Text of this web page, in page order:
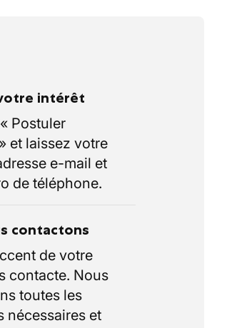
intérêt
Postuler
et laissez votre
e-mail et
de téléphone.
contactons
de votre
contacte. Nous
toutes les
nécessaires et